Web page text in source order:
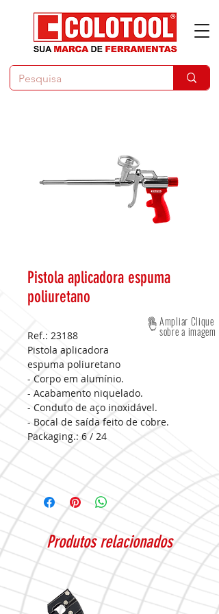
Pistola aplicadora espuma
poliuretano
Ref.: 23188
Pistola aplicadora
espuma poliuretano
- Corpo em alumínio.
- Acabamento niquelado.
- Conduto de aço inoxidável.
- Bocal de saída feito de cobre.
Packaging.: 6 / 24
Ampliar Clique
sobre a imagem
Produtos relacionados